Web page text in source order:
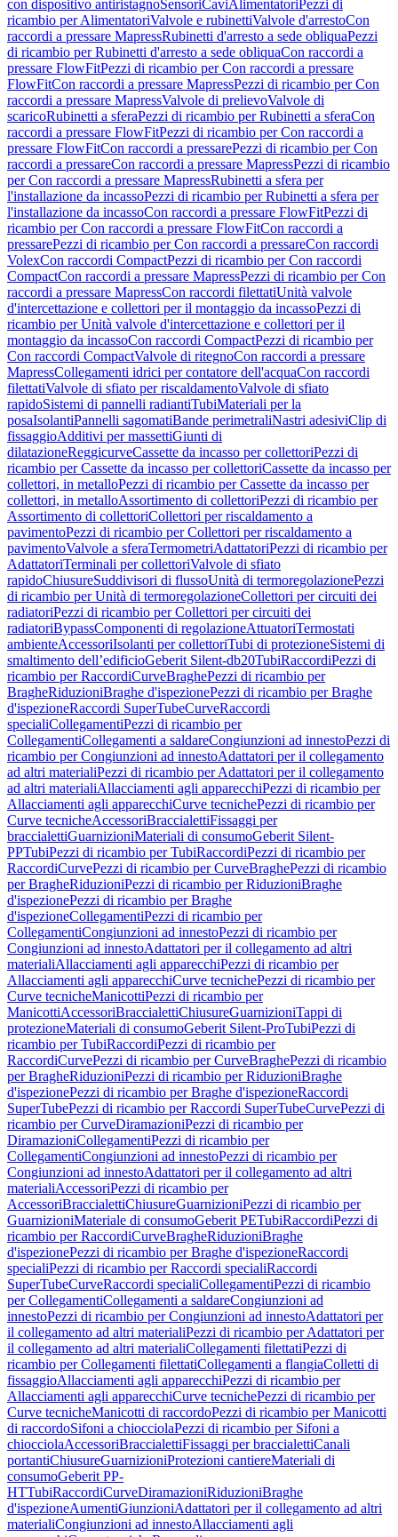
con dispositivo antiristagnoSensoriCaviAlimentatori Pezzi di
ricambio per AlimentatoriValvole e rubinettiValvole d'arrestoCon
raccordi a pressare MapressRubinetti d'arresto a sede obliquaPezzi
di ricambio per Rubinetti d'arresto a sede obliquaCon raccordi a
pressare FlowFitPezzi di ricambio per Con raccordi a pressare
FlowFitCon raccordi a pressare MapressPezzi di ricambio per Con
raccordi a pressare MapressValvole di prelievoValvole di
scaricoRubinetti a sferaPezzi di ricambio per Rubinetti a sferaCon
raccordi a pressare FlowFitPezzi di ricambio per Con raccordi a
pressare FlowFitCon raccordi a pressarePezzi di ricambio per Con
raccordi a pressareCon raccordi a pressare MapressPezzi di ricambio
per Con raccordi a pressare MapressRubinetti a sfera per
l'installazione da incassoPezzi di ricambio per Rubinetti a sfera per
l'installazione da incassoCon raccordi a pressare FlowFitPezzi di
ricambio per Con raccordi a pressare FlowFitCon raccordi a
pressarePezzi di ricambio per Con raccordi a pressareCon raccordi
VolexCon raccordi CompactPezzi di ricambio per Con raccordi
CompactCon raccordi a pressare MapressPezzi di ricambio per Con
raccordi a pressare MapressCon raccordi filettatiUnità valvole
d'intercettazione e collettori per il montaggio da incassoPezzi di
ricambio per Unità valvole d'intercettazione e collettori per il
montaggio da incassoCon raccordi CompactPezzi di ricambio per
Con raccordi CompactValvole di ritegnoCon raccordi a pressare
MapressCollegamenti idrici per contatore dell'acquaCon raccordi
filettatiValvole di sfiato per riscaldamentoValvole di sfiato
rapidoSistemi di pannelli radiantiTubiMateriali per la
posaIsolantiPannelli sagomatiBande perimetraliNastri adesiviClip di
fissaggioAdditivi per massettiGiunti di
dilatazioneReggicurveCassette da incasso per collettoriPezzi di
ricambio per Cassette da incasso per collettoriCassette da incasso per
collettori, in metalloPezzi di ricambio per Cassette da incasso per
collettori, in metalloAssortimento di collettoriPezzi di ricambio per
Assortimento di collettoriCollettori per riscaldamento a
pavimentoPezzi di ricambio per Collettori per riscaldamento a
pavimentoValvole a sferaTermometriAdattatoriPezzi di ricambio per
AdattatoriTerminali per collettoriValvole di sfiato
rapidoChiusureSuddivisori di flussoUnità di termoregolazionePezzi
di ricambio per Unità di termoregolazioneCollettori per circuiti dei
radiatoriPezzi di ricambio per Collettori per circuiti dei
radiatoriBypassComponenti di regolazioneAttuatoriTermostati
ambienteAccessoriIsolanti per collettoriTubi di protezioneSistemi di
smaltimento dell’edificioGeberit Silent-db20TubiRaccordiPezzi di
ricambio per RaccordiCurveBraghePezzi di ricambio per
BragheRiduzioniBraghe d'ispezionePezzi di ricambio per Braghe
d'ispezioneRaccordi SuperTubeCurveRaccordi
specialiCollegamentiPezzi di ricambio per
CollegamentiCollegamenti a saldareCongiunzioni ad innestoPezzi di
ricambio per Congiunzioni ad innestoAdattatori per il collegamento
ad altri materialiPezzi di ricambio per Adattatori per il collegamento
ad altri materialiAllacciamenti agli apparecchiPezzi di ricambio per
Allacciamenti agli apparecchiCurve tecnichePezzi di ricambio per
Curve tecnicheAccessoriBraccialettiFissaggi per
braccialettiGuarnizioniMateriali di consumoGeberit Silent-
PPTubiPezzi di ricambio per TubiRaccordiPezzi di ricambio per
RaccordiCurvePezzi di ricambio per CurveBraghePezzi di ricambio
per BragheRiduzioniPezzi di ricambio per RiduzioniBraghe
d'ispezionePezzi di ricambio per Braghe
d'ispezioneCollegamentiPezzi di ricambio per
CollegamentiCongiunzioni ad innestoPezzi di ricambio per
Congiunzioni ad innestoAdattatori per il collegamento ad altri
materialiAllacciamenti agli apparecchiPezzi di ricambio per
Allacciamenti agli apparecchiCurve tecnichePezzi di ricambio per
Curve tecnicheManicottiPezzi di ricambio per
ManicottiAccessoriBraccialettiChiusureGuarnizioniTappi di
protezioneMateriali di consumoGeberit Silent-ProTubiPezzi di
ricambio per TubiRaccordiPezzi di ricambio per
RaccordiCurvePezzi di ricambio per CurveBraghePezzi di ricambio
per BragheRiduzioniPezzi di ricambio per RiduzioniBraghe
d'ispezionePezzi di ricambio per Braghe d'ispezioneRaccordi
SuperTubePezzi di ricambio per Raccordi SuperTubeCurvePezzi di
ricambio per CurveDiramazioniPezzi di ricambio per
DiramazioniCollegamentiPezzi di ricambio per
CollegamentiCongiunzioni ad innestoPezzi di ricambio per
Congiunzioni ad innestoAdattatori per il collegamento ad altri
materialiAccessoriPezzi di ricambio per
AccessoriBraccialettiChiusureGuarnizioniPezzi di ricambio per
GuarnizioniMateriale di consumoGeberit PETubiRaccordiPezzi di
ricambio per RaccordiCurveBragheRiduzioniBraghe
d'ispezionePezzi di ricambio per Braghe d'ispezioneRaccordi
specialiPezzi di ricambio per Raccordi specialiRaccordi
SuperTubeCurveRaccordi specialiCollegamentiPezzi di ricambio
per CollegamentiCollegamenti a saldareCongiunzioni ad
innestoPezzi di ricambio per Congiunzioni ad innestoAdattatori per
il collegamento ad altri materialiPezzi di ricambio per Adattatori per
il collegamento ad altri materialiCollegamenti filettatiPezzi di
ricambio per Collegamenti filettatiCollegamenti a flangiaColletti di
fissaggioAllacciamenti agli apparecchiPezzi di ricambio per
Allacciamenti agli apparecchiCurve tecnichePezzi di ricambio per
Curve tecnicheManicotti di raccordoPezzi di ricambio per Manicotti
di raccordoSifoni a chiocciolaPezzi di ricambio per Sifoni a
chiocciolaAccessoriBraccialettiFissaggi per braccialettiCanali
portantiChiusureGuarnizioniProtezioni cantiereMateriali di
consumoGeberit PP-
HTTubiRaccordiCurveDiramazioniRiduzioniBraghe
d'ispezioneAumentiGiunzioniAdattatori per il collegamento ad altri
materialiCongiunzioni ad innestoAllacciamenti agli